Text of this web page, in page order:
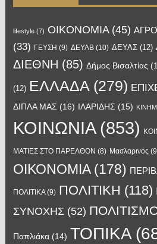
lifestyle(7) OIKONOMIA(45)
(33) ΓΕΥΣΗ (9) ΔΕΥΑΒ(10) ΔΕΥΑΣ(12)
ΔΙΕΘΝΗ (85) Δήμος Βισαλτίας
(12) ΕΛΛΑΔΑ(279)
ΔΙΠΛΑ ΜΑΣ (16) ΙΛΑΡΙΔΗΣ (15)
ΚΟΙΝΩΝΙΑ(853)
ΜΑΤΙΕΣ ΣΤΟ ΠΑΡΕΛΘΟΝ (8) Μασλαρινός
ΟΙΚΟΝΟΜΙΑ(178)
ΠΟΛΙΤΙΚΑ(9) ΠΟΛΙΤΙΚΗ (118)
ΣΥΝΟΧΗΣ(52)
Παπλιάκα(14) ΤΟΠΙΚΑ